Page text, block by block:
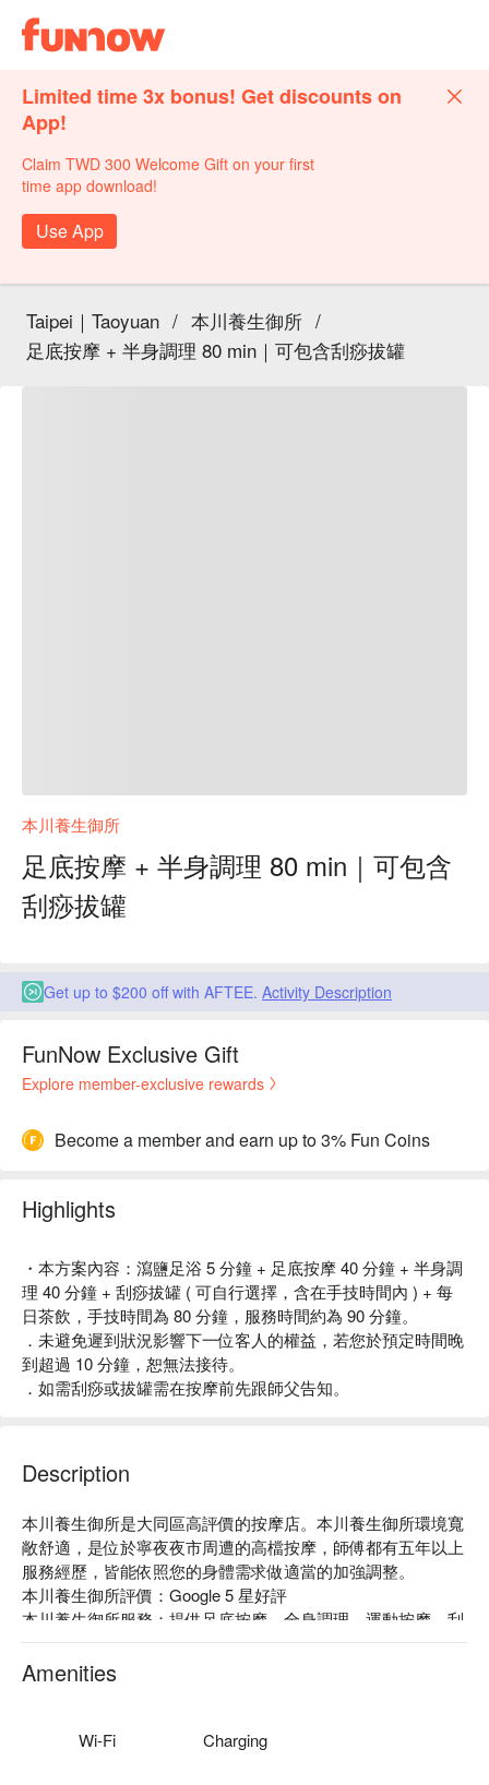
Limited time 3x bonus! Get discounts on
App!
Claim TWD 300 Welcome Gift on your first
time app download!
Use App
Taipei｜Taoyuan / 本川養生御所 /
足底按摩 + 半身調理 80 min｜可包含刮痧拔罐
本川養生御所
足底按摩 + 半身調理 80 min｜可包含
刮痧拔罐
Get up to $200 off with AFTEE. Activity Description
FunNow Exclusive Gift
Explore member-exclusive rewards
Become a member and earn up to 3% Fun Coins
Highlights
・本方案內容：瀉鹽足浴 5 分鐘 + 足底按摩 40 分鐘 + 半身調
理 40 分鐘 + 刮痧拔罐 ( 可自行選擇，含在手技時間內 ) + 每
日茶飲，手技時間為 80 分鐘，服務時間約為 90 分鐘。
．未避免遲到狀況影響下一位客人的權益，若您於預定時間晚
到超過 10 分鐘，恕無法接待。
．如需刮痧或拔罐需在按摩前先跟師父告知。
Description
本川養生御所是大同區高評價的按摩店。本川養生御所環境寬
敞舒適，是位於寧夜夜市周遭的高檔按摩，師傅都有五年以上
服務經歷，皆能依照您的身體需求做適當的加強調整。
本川養生御所評價：Google 5 星好評
本川養生御所服務：提供足底按摩、全身調理、運動按摩、刮
痧拔罐服務
本川養生御所推薦：身體調理課程皆可包含刮痧拔罐
Amenities
Wi-Fi Charging